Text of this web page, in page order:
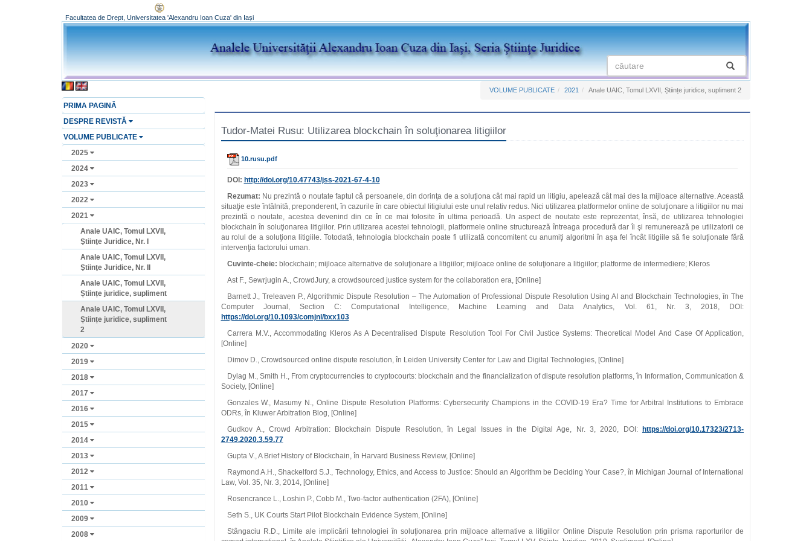
Facultatea de Drept, Universitatea 'Alexandru Ioan Cuza' din Iași
PRIMA PAGINĂ
DESPRE REVISTĂ
VOLUME PUBLICATE
2025
2024
2023
2022
2021
Anale UAIC, Tomul LXVII,
Ştiinţe Juridice, Nr. I
Anale UAIC, Tomul LXVII,
Ştiinţe Juridice, Nr. II
Anale UAIC, Tomul LXVII,
Științe juridice, supliment
Anale UAIC, Tomul LXVII,
Științe juridice, supliment
2
2020
2019
2018
2017
2016
2015
2014
2013
2012
2011
2010
2009
2008
VOLUME PUBLICATE 2021 Anale UAIC, Tomul LXVII, Științe juridice, supliment 2
Tudor-Matei Rusu: Utilizarea blockchain în soluţionarea litigiilor
10.rusu.pdf
DOI: http://doi.org/10.47743/jss-2021-67-4-10
Rezumat: Nu prezintă o noutate faptul că persoanele, din dorinţa de a soluţiona cât mai rapid un litigiu, apelează cât mai des la mijloace alternative. Această
situaţie este întâlnită, preponderent, în cazurile în care obiectul litigiului este unul relativ redus. Nici utilizarea platformelor online de soluţionare a litigiilor nu mai
prezintă o noutate, acestea devenind din ce în ce mai folosite în ultima perioadă. Un aspect de noutate este reprezentat, însă, de utilizarea tehnologiei
blockchain în soluţionarea litigiilor. Prin utilizarea acestei tehnologii, platformele online structurează întreaga procedură dar îi şi remunerează pe utilizatorii ce
au rolul de a soluţiona litigiile. Totodată, tehnologia blockchain poate fi utilizată concomitent cu anumiţi algoritmi în aşa fel încât litigiile să fie soluţionate fără
intervenţia factorului uman.
Cuvinte-cheie: blockchain; mijloace alternative de soluţionare a litigiilor; mijloace online de soluţionare a litigiilor; platforme de intermediere; Kleros
Ast F., Sewrjugin A., CrowdJury, a crowdsourced justice system for the collaboration era, [Online]
Barnett J., Treleaven P., Algorithmic Dispute Resolution – The Automation of Professional Dispute Resolution Using AI and Blockchain Technologies, în The
Computer Journal, Section C: Computational Intelligence, Machine Learning and Data Analytics, Vol. 61, Nr. 3, 2018, DOI:
https://doi.org/10.1093/comjnl/bxx103
Carrera M.V., Accommodating Kleros As A Decentralised Dispute Resolution Tool For Civil Justice Systems: Theoretical Model And Case Of Application,
[Online]
Dimov D., Crowdsourced online dispute resolution, în Leiden University Center for Law and Digital Technologies, [Online]
Dylag M., Smith H., From cryptocurrencies to cryptocourts: blockchain and the financialization of dispute resolution platforms, în Information, Communication &
Society, [Online]
Gonzales W., Masumy N., Online Dispute Resolution Platforms: Cybersecurity Champions in the COVID-19 Era? Time for Arbitral Institutions to Embrace
ODRs, în Kluwer Arbitration Blog, [Online]
Gudkov A., Crowd Arbitration: Blockchain Dispute Resolution, în Legal Issues in the Digital Age, Nr. 3, 2020, DOI:
https://doi.org/10.17323/2713-
2749.2020.3.59.77
Gupta V., A Brief History of Blockchain, în Harvard Business Review, [Online]
Raymond A.H., Shackelford S.J., Technology, Ethics, and Access to Justice: Should an Algorithm be Deciding Your Case?, în Michigan Journal of International
Law, Vol. 35, Nr. 3, 2014, [Online]
Rosencrance L., Loshin P., Cobb M., Two-factor authentication (2FA), [Online]
Seth S., UK Courts Start Pilot Blockchain Evidence System, [Online]
Stângaciu R.D., Limite ale implicării tehnologiei în soluţionarea prin mijloace alternative a litigiilor Online Dispute Resolution prin prisma raporturilor de